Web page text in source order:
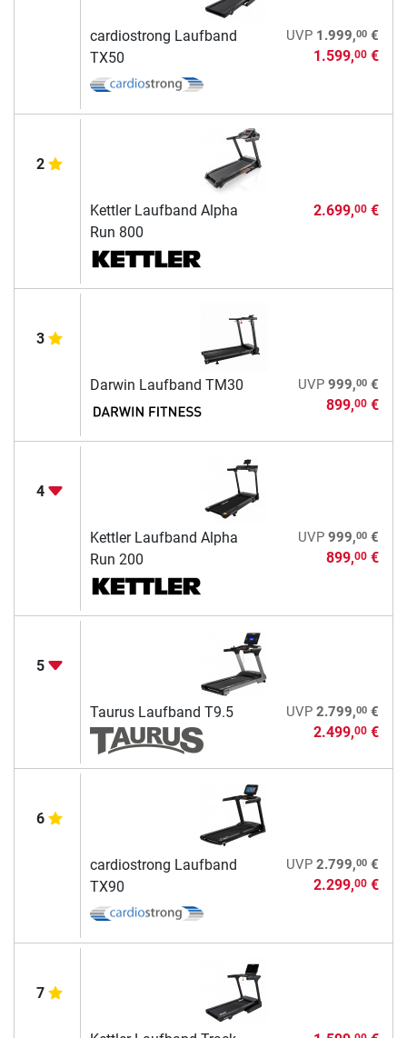
cardiostrong Laufband
TX50
UVP 1.999,00€
1.599,00€
2
Kettler Laufband Alpha
Run 800
2.699,00€
3
Darwin Laufband TM30 UVP 999,00€
899,00€
4
Kettler Laufband Alpha
Run 200
UVP 999,00€
899,00€
5
Taurus Laufband T9.5 UVP 2.799,00€
2.499,00€
6
cardiostrong Laufband
TX90
UVP 2.799,00€
2.299,00€
7